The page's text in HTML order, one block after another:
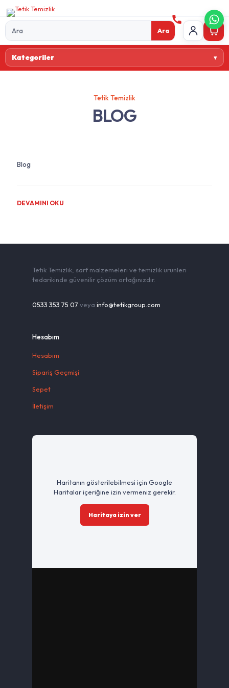
Ürün
ara
Ara
Kategoriler
Tetik Temizlik
BLOG
Blog
DEVAMINI OKU
Tetik Temizlik, sarf malzemeleri ve temizlik ürünleri
tedarikinde güvenilir çözüm ortağınızdır.
0533 353 75 07 veya info@tetikgroup.com
Hesabım
Hesabım
Sipariş Geçmişi
Sepet
İletişim
Haritanın gösterilebilmesi için Google
Haritalar içeriğine izin vermeniz gerekir.
Haritaya izin ver